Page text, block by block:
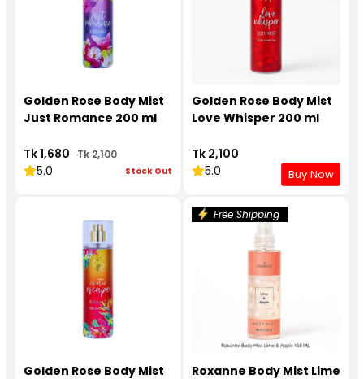
Golden Rose Body Mist
Just Romance 200 ml
Tk 1,680 Tk 2,100
5.0 Stock Out
Golden Rose Body Mist
Love Whisper 200 ml
Tk 2,100
5.0
Buy Now
Golden Rose Body Mist
Free Shipping
Roxanne Body Mist Lime